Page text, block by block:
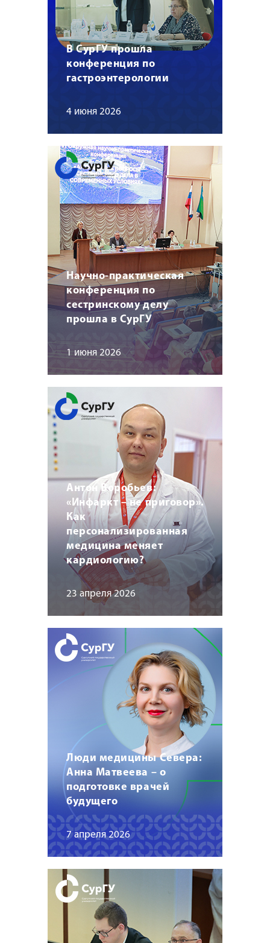
В СурГУ прошла
конференция по
гастроэнтерологии
4 июня 2026
Научно-практическая
конференция по
сестринскому делу
прошла в СурГУ
1 июня 2026
Антон Воробьев:
«Инфаркт – не приговор».
Как
персонализированная
медицина меняет
кардиологию?
23 апреля 2026
Люди медицины Севера:
Анна Матвеева – о
подготовке врачей
будущего
7 апреля 2026